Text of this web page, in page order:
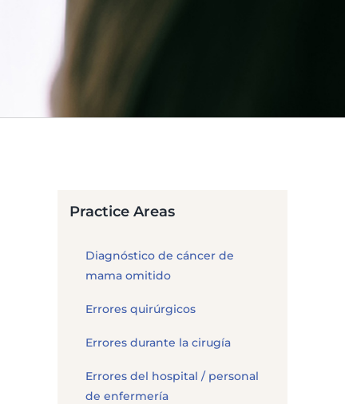
Practice Areas
Diagnóstico de cáncer de
mama omitido
Errores quirúrgicos
Errores durante la cirugía
Errores del hospital / personal
de enfermería